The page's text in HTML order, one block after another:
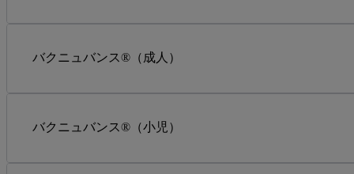
バクニュバンス®（成人）
バクニュバンス®（小児）